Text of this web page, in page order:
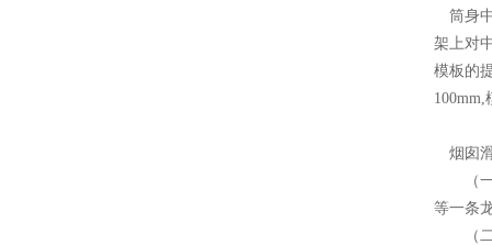
筒身中
架上对
模板的
烟囱
（一
等一条
（二